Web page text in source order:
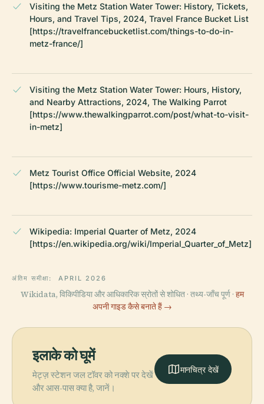
Visiting the Metz Station Water Tower: History, Tickets,
Hours, and Travel Tips, 2024, Travel France Bucket List
[https://travelfrancebucketlist.com/things-to-do-in-
metz-france/]
Visiting the Metz Station Water Tower: Hours, History,
and Nearby Attractions, 2024, The Walking Parrot
[https://www.thewalkingparrot.com/post/what-to-visit-
in-metz]
Metz Tourist Office Official Website, 2024
[https://www.tourisme-metz.com/]
Wikipedia: Imperial Quarter of Metz, 2024
[https://en.wikipedia.org/wiki/Imperial_Quarter_of_Metz]
अंतिम समीक्षा: APRIL 2026
Wikidata, विकिपीडिया और आधिकारिक स्रोतों से शोधित · तथ्य-जाँच पूर्ण · हम
अपनी गाइड कैसे बनाते हैं →
इलाके को घूमें
मेट्ज़ स्टेशन जल टॉवर को नक्शे पर देखें
और आस-पास क्या है, जानें।
मानचित्र देखें